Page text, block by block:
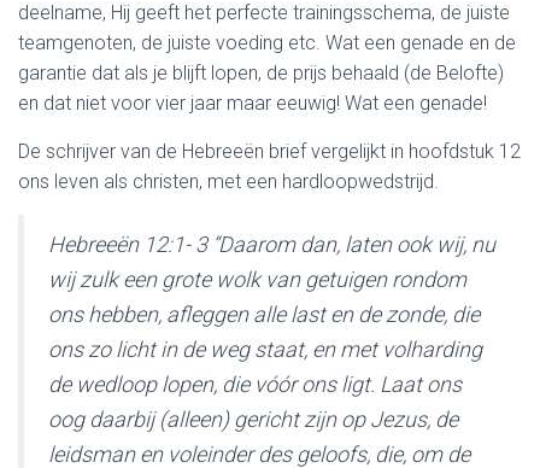
deelname, Hij geeft het perfecte trainingsschema, de juiste
teamgenoten, de juiste voeding etc. Wat een genade en de
garantie dat als je blijft lopen, de prijs behaald (de Belofte)
en dat niet voor vier jaar maar eeuwig! Wat een genade!
De schrijver van de Hebreeën brief vergelijkt in hoofdstuk 12
ons leven als christen, met een hardloopwedstrijd.
Hebreeën 12:1- 3 “Daarom dan, laten ook wij, nu
wij zulk een grote wolk van getuigen rondom
ons hebben, afleggen alle last en de zonde, die
ons zo licht in de weg staat, en met volharding
de wedloop lopen, die vóór ons ligt. Laat ons
oog daarbij (alleen) gericht zijn op Jezus, de
leidsman en voleinder des geloofs, die, om de